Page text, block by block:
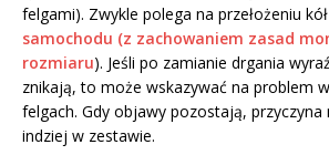
felgami). Zwykle polega na przełożeniu
samochodu (z zachowaniem zasad
rozmiaru). Jeśli po zamianie drgania
znikają, to może wskazywać na problem
felgach. Gdy objawy pozostają, przyczyna
indziej w zestawie.